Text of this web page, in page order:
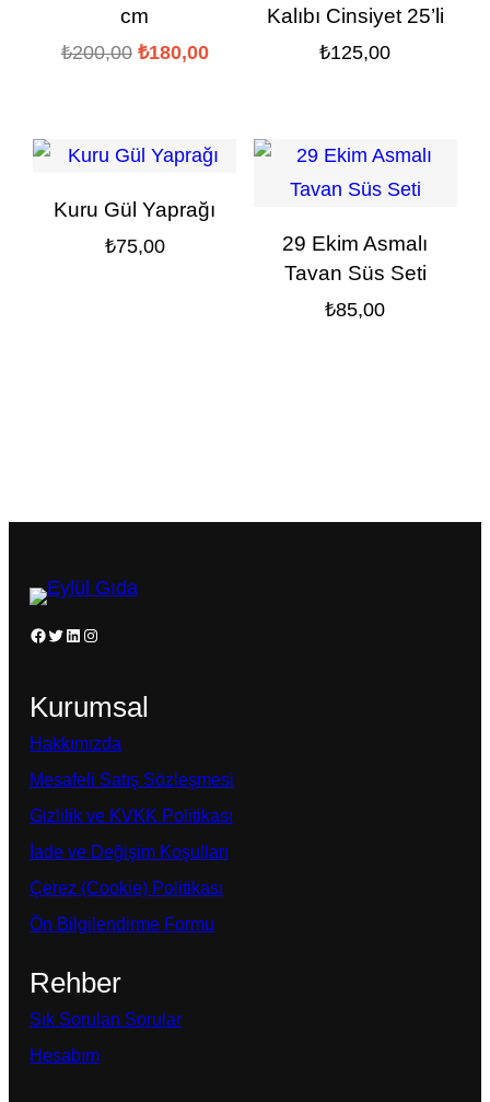
cm
₺200,00 Orijinal
₺180,00Şu
₺180,00.
Kalıbı Cinsiyet 25’li
₺125,00
Kuru Gül Yaprağı
₺75,00
29 Ekim Asmalı
Tavan Süs Seti
₺85,00
Facebook Twitter LinkedIn Instagram
Kurumsal
Hakkımızda
Mesafeli Satış Sözleşmesi
Gizlilik ve KVKK Politikası
İade ve Değişim Koşulları
Çerez (Cookie) Politikası
Ön Bilgilendirme Formu
Rehber
Sık Sorulan Sorular
Hesabım